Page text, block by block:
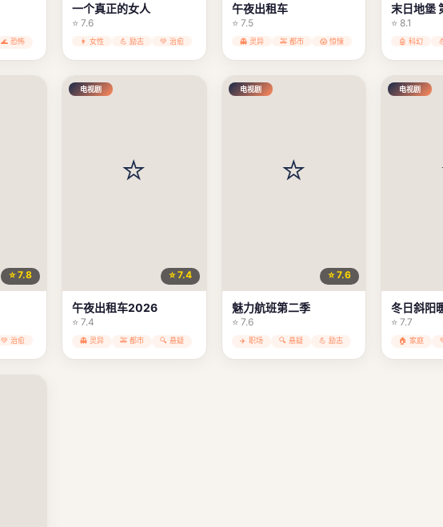
🌊 恐怖
一个真正的女人
⭐ 7.6
👩 女性 💪 励志 💚 治愈
午夜出租车
⭐ 7.5
👻 灵异 🚕 都市 😱 惊悚
末日地堡
⭐ 8.1
🤖 科幻
⭐ 7.8
💚 治愈
电视剧
⭐ 7.4
午夜出租车2026
⭐ 7.4
👻 灵异 🚕 都市 🔍 悬疑
电视剧
⭐ 7.6
魅力航班第二季
⭐ 7.6
✈️ 职场 🔍 悬疑 💪 励志
电视剧
冬日斜阳
⭐ 7.7
🏠 家庭